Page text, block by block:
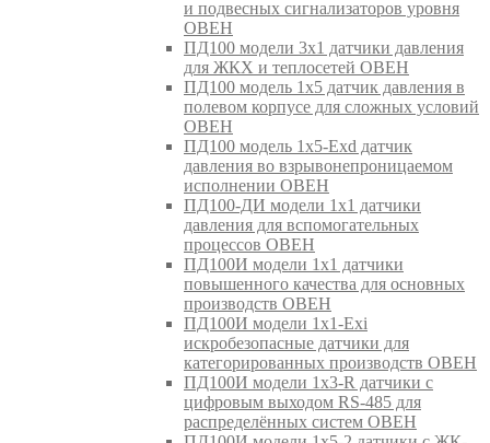
и подвесных сигнализаторов уровня
ОВЕН
ПД100 модели 3х1 датчики давления
для ЖКХ и теплосетей ОВЕН
ПД100 модель 1х5 датчик давления в
полевом корпусе для сложных условий
ОВЕН
ПД100 модель 1х5-Exd датчик
давления во взрывонепроницаемом
исполнении ОВЕН
ПД100-ДИ модели 1х1 датчики
давления для вспомогательных
процессов ОВЕН
ПД100И модели 1х1 датчики
повышенного качества для основных
производств ОВЕН
ПД100И модели 1х1-Exi
искробезопасные датчики для
категорированных производств ОВЕН
ПД100И модели 1х3-R датчики с
цифровым выходом RS-485 для
распределённых систем ОВЕН